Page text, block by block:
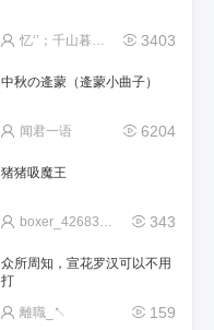
3403
忆‘’；千山暮雪°
中秋の逄蒙（逄蒙小曲子）
6204
闻君一语
猪猪吸魔王
343
boxer_426831705zb
众所周知，宣花罗汉可以不用
打
159
離職_↖